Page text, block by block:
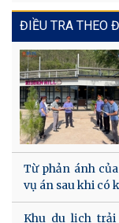
ĐIỀU TRA THEO
Từ phản ánh
vụ án sau khi có
Khu du lịch